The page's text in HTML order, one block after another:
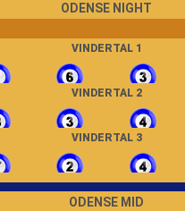
ODENSE NIGHT
VINDERTAL 1
VINDERTAL 2
VINDERTAL 3
ODENSE MID